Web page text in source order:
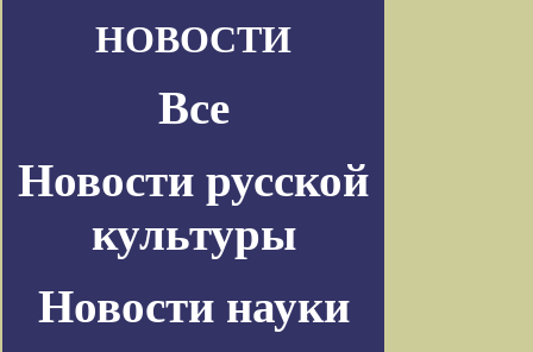
НОВОСТИ
Все
Новости русской
культуры
Новости науки